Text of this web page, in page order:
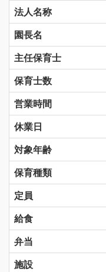
法人名称
園長名
主任保育士
保育士数
営業時間
休業日
対象年齢
保育種類
定員
給食
弁当
施設